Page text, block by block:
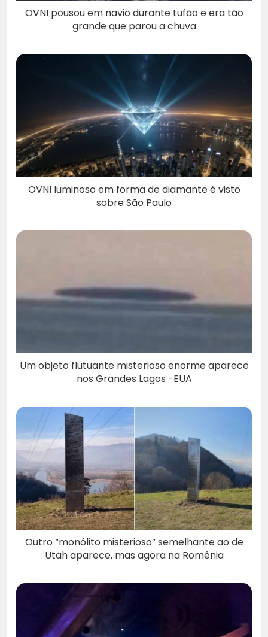
OVNI pousou em navio durante tufão e era tão
grande que parou a chuva
OVNI luminoso em forma de diamante é visto
sobre São Paulo
Um objeto flutuante misterioso enorme aparece
nos Grandes Lagos -EUA
Outro “monólito misterioso” semelhante ao de
Utah aparece, mas agora na Romênia